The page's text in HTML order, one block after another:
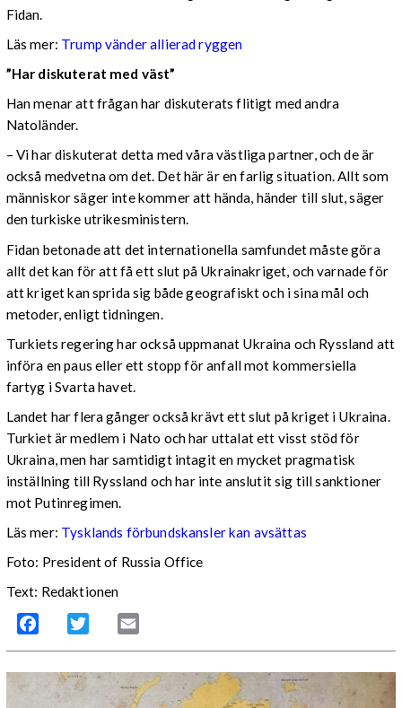
Fidan.
Läs mer: Trump vänder allierad ryggen
”Har diskuterat med väst”
Han menar att frågan har diskuterats flitigt med andra
Natoländer.
– Vi har diskuterat detta med våra västliga partner, och de är
också medvetna om det. Det här är en farlig situation. Allt som
människor säger inte kommer att hända, händer till slut, säger
den turkiske utrikesministern.
Fidan betonade att det internationella samfundet måste göra
allt det kan för att få ett slut på Ukrainakriget, och varnade för
att kriget kan sprida sig både geografiskt och i sina mål och
metoder, enligt tidningen.
Turkiets regering har också uppmanat Ukraina och Ryssland att
införa en paus eller ett stopp för anfall mot kommersiella
fartyg i Svarta havet.
Landet har flera gånger också krävt ett slut på kriget i Ukraina.
Turkiet är medlem i Nato och har uttalat ett visst stöd för
Ukraina, men har samtidigt intagit en mycket pragmatisk
inställning till Ryssland och har inte anslutit sig till sanktioner
mot Putinregimen.
Läs mer: Tysklands förbundskansler kan avsättas
Foto: President of Russia Office
Text: Redaktionen
Facebook Twitter